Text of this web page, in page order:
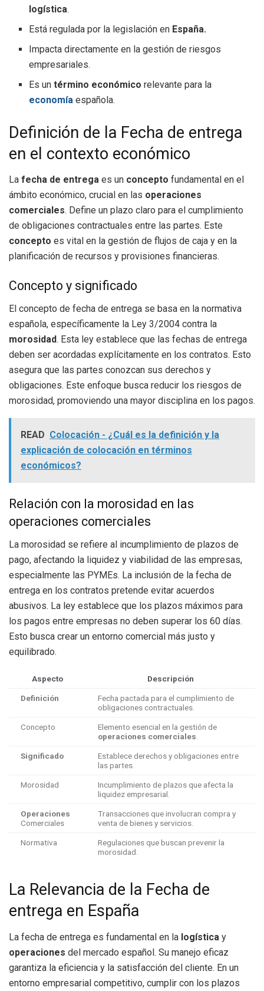
logística.
Está regulada por la legislación en España.
Impacta directamente en la gestión de riesgos
empresariales.
Es untérmino económico relevante para la
economía española.
Definición de la Fecha de entrega
en el contexto económico
La fecha de entrega es un concepto fundamental en el
ámbito económico, crucial en las operaciones
comerciales. Define un plazo claro para el cumplimiento
de obligaciones contractuales entre las partes. Este
concepto es vital en la gestión de flujos de caja y en la
planificación de recursos y provisiones financieras.
Concepto y significado
El concepto de fecha de entrega se basa en la normativa
española, específicamente la Ley 3/2004 contra la
morosidad. Esta ley establece que las fechas de entrega
deben ser acordadas explícitamente en los contratos. Esto
asegura que las partes conozcan sus derechos y
obligaciones. Este enfoque busca reducir los riesgos de
morosidad, promoviendo una mayor disciplina en los pagos.
READ Colocación - ¿Cuál es la definición y la
explicación de colocación en términos
económicos?
Relación con la morosidad en las
operaciones comerciales
La morosidad se refiere al incumplimiento de plazos de
pago, afectando la liquidez y viabilidad de las empresas,
especialmente las PYMEs. La inclusión de la fecha de
entrega en los contratos pretende evitar acuerdos
abusivos. La ley establece que los plazos máximos para
los pagos entre empresas no deben superar los 60 días.
Esto busca crear un entorno comercial más justo y
equilibrado.
Aspecto Descripción
Definición
Fecha pactada para el cumplimiento de
obligaciones contractuales.
Concepto
Elemento esencial en la gestión de
operaciones comerciales
Significado
Establece derechos y obligaciones entre
las partes.
Morosidad
Incumplimiento de plazos que afecta la
liquidez empresarial.
Operaciones
Comerciales
Transacciones que involucran compra y
venta de bienes y servicios.
Normativa
Regulaciones que buscan prevenir la
morosidad.
La Relevancia de la Fecha de
entrega en España
La fecha de entrega es fundamental en la logística y
operaciones del mercado español. Su manejo eficaz
garantiza la eficiencia y la satisfacción del cliente. En un
entorno empresarial competitivo, cumplir con los plazos